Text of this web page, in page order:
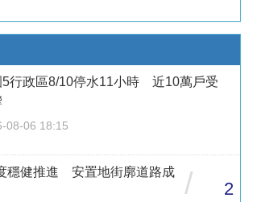
5行政區8/10停水11小時 近10萬戶受
08-06 18:15
穩健推進 安置地街廓道路成
/ 2